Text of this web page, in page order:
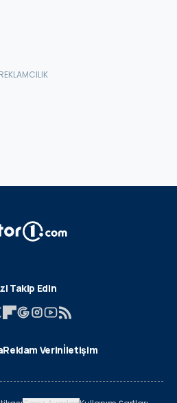
Takip Edin
Reklam Verinİletişim